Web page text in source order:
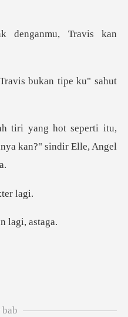
denganmu, Travis ka
bukan
rti itu,
kan?"